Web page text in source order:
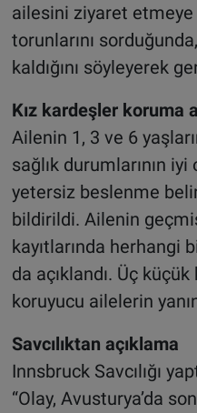
ailesini ziyaret
torunlarını
kaldığını söyleyerek
Kız kardeşler koruma
Ailenin 1, 3 ve 6
sağlık durumlarının
yetersiz beslenme
bildirildi. Ailenin
kayıtlarında herhangi
da açıklandı. Üç
koruyucu ailelerin
Savcılıktan açıklama
Innsbruck Savcılığı
“Olay, Avusturya’da